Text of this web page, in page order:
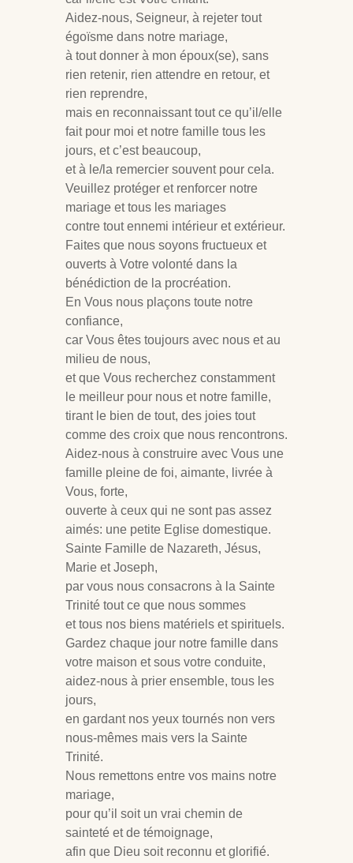
Aidez-nous, Seigneur, à rejeter tout
égoïsme dans notre mariage,
à tout donner à mon époux(se), sans
rien retenir, rien attendre en retour, et
rien reprendre,
mais en reconnaissant tout ce qu’il/elle
fait pour moi et notre famille tous les
jours, et c’est beaucoup,
et à le/la remercier souvent pour cela.
Veuillez protéger et renforcer notre
mariage et tous les mariages
contre tout ennemi intérieur et extérieur.
Faites que nous soyons fructueux et
ouverts à Votre volonté dans la
bénédiction de la procréation.
En Vous nous plaçons toute notre
confiance,
car Vous êtes toujours avec nous et au
milieu de nous,
et que Vous recherchez constamment
le meilleur pour nous et notre famille,
tirant le bien de tout, des joies tout
comme des croix que nous rencontrons.
Aidez-nous à construire avec Vous une
famille pleine de foi, aimante, livrée à
Vous, forte,
ouverte à ceux qui ne sont pas assez
aimés: une petite Eglise domestique.
Sainte Famille de Nazareth, Jésus,
Marie et Joseph,
par vous nous consacrons à la Sainte
Trinité tout ce que nous sommes
et tous nos biens matériels et spirituels.
Gardez chaque jour notre famille dans
votre maison et sous votre conduite,
aidez-nous à prier ensemble, tous les
jours,
en gardant nos yeux tournés non vers
nous-mêmes mais vers la Sainte
Trinité.
Nous remettons entre vos mains notre
mariage,
pour qu’il soit un vrai chemin de
sainteté et de témoignage,
afin que Dieu soit reconnu et glorifié.